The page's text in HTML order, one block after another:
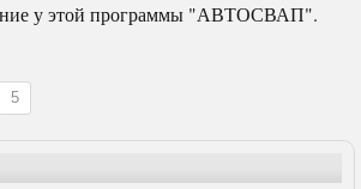
у этой программы "АВТОСВАП".
5